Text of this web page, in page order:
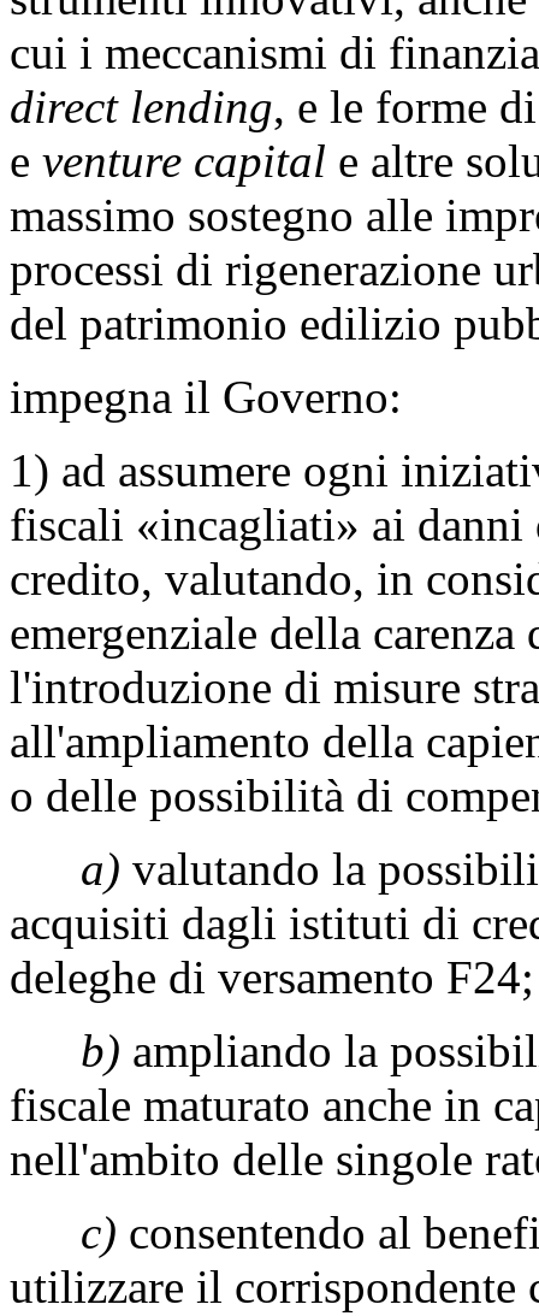
cui i meccanismi di
direct lending, e le forme
e venture capital e altre
massimo sostegno alle
processi di rigenerazione
del patrimonio edilizio
impegna il Governo:
1) ad assumere ogni
fiscali «incagliati» ai
credito, valutando, in
emergenziale della
l'introduzione di misure
all'ampliamento della
o delle possibilità di
a) valutando la
acquisiti dagli istituti di
deleghe di versamento F24;
b) ampliando la
fiscale maturato anche in
nell'ambito delle singole
c) consentendo al
utilizzare il corrispondente